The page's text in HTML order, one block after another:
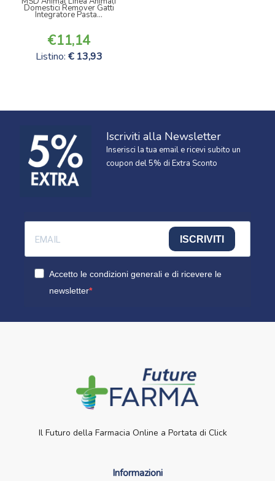
Domestici Remover Gatti
Integratore Pasta...
11,14
Listino: 13,93
Iscriviti alla Newsletter
Inserisci la tua email e ricevi subito un
coupon del 5% di Extra Sconto
ISCRIVITI
Accetto le condizioni generali e di ricevere le
newsletter
Il Futuro della Farmacia Online a Portata di Click
Informazioni